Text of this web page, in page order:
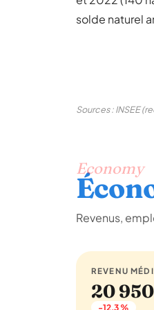
solde naturel
Sources : INSEE
Economy
Revenus,
REVENU
20
-12,3 %